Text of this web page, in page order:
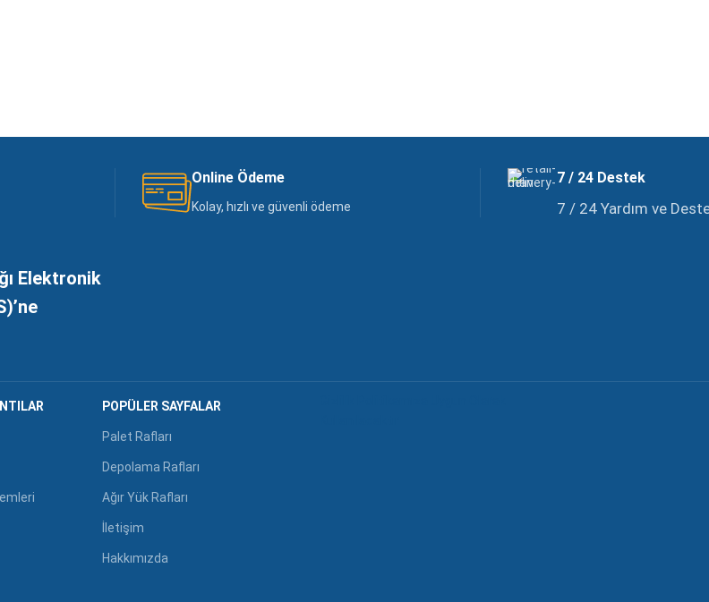
Elektronik
Online Ödeme
Kolay, hızlı ve güvenli ödeme
7 / 24 Destek
7 / 24 Yardım ve
POPÜLER SAYFALAR
Palet Rafları
Depolama Rafları
Ağır Yük Rafları
İletişim
Hakkımızda